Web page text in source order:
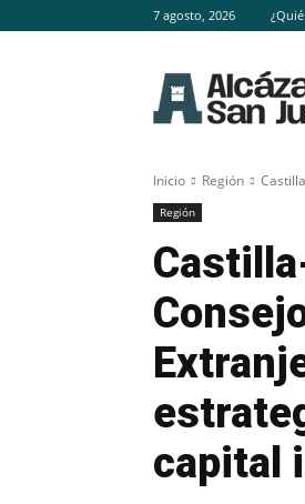
7 agosto, 2026
Inicio Región
Región
capital